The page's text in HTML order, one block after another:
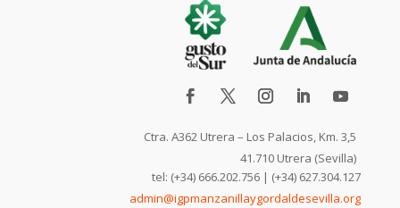
Ctra. A362 Utrera – Los Palacios, Km. 3,5
41.710 Utrera (Sevilla)
tel: (+34) 666.202.756 | (+34) 627.304.127
admin@igpmanzanillaygordaldesevilla.org